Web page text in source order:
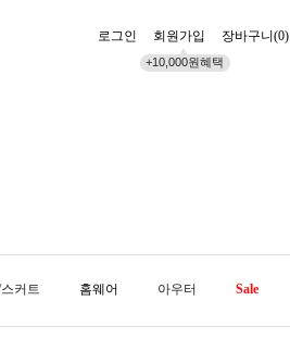
로그인 회원가입
+10,000원혜택
장바구니(0)
커트 홈웨어 아우터 Sale